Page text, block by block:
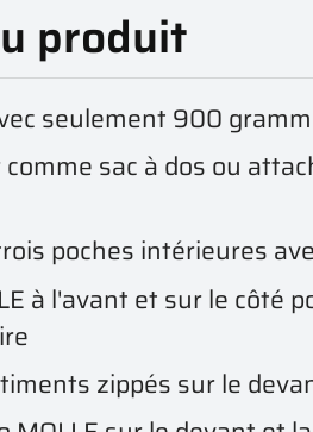
produit
seulement 900
sac à dos ou
poches intérieures
à l'avant et sur le côté
zippés sur le